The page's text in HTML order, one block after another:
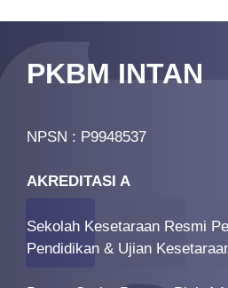
PKBM INTAN
NPSN : P9948537
AKREDITASI A
Sekolah Kesetaraan Resmi
Pendidikan & Ujian